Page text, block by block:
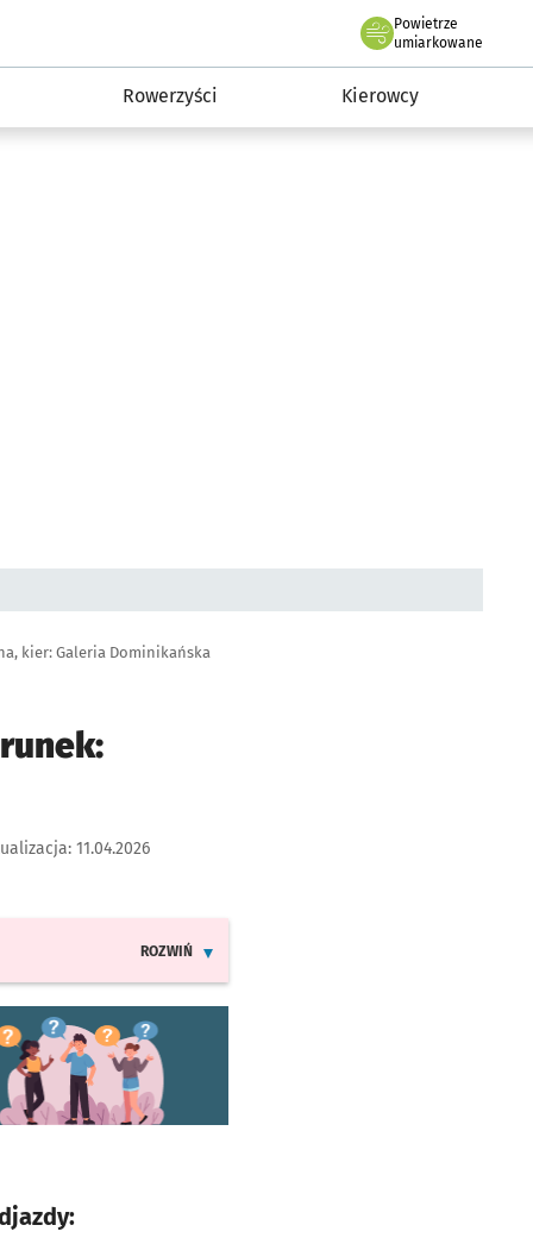
Powietrze
we Wrocławiu
umiarkowane
Rowerzyści Kierowcy
kier: Galeria Dominikańska
11.04.2026
ROZWIŃ
się w nowej karcie